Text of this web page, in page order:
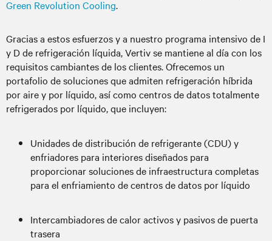
Green Revolution Cooling.
Gracias a estos esfuerzos y a nuestro programa intensivo de I
y D de refrigeración líquida, Vertiv se mantiene al día con los
requisitos cambiantes de los clientes. Ofrecemos un
portafolio de soluciones que admiten refrigeración híbrida
por aire y por líquido, así como centros de datos totalmente
refrigerados por líquido, que incluyen:
Unidades de distribución de refrigerante (CDU) y
enfriadores para interiores diseñados para
proporcionar soluciones de infraestructura completas
para el enfriamiento de centros de datos por líquido
Intercambiadores de calor activos y pasivos de puerta
trasera